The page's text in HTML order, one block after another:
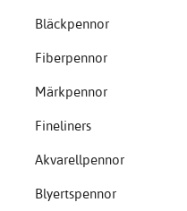
Bläckpennor
Fiberpennor
Märkpennor
Fineliners
Akvarellpennor
Blyertspennor